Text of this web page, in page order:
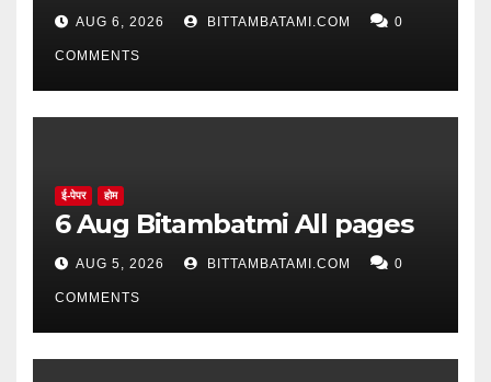
AUG 6, 2026 BITTAMBATAMI.COM 0
COMMENTS
ई-पेपर होम
6 Aug Bitambatmi All pages
AUG 5, 2026 BITTAMBATAMI.COM 0
COMMENTS